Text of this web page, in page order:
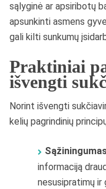
sąlyginė ar apsiribotų
apsunkinti asmens
gali kilti sunkumų
Praktiniai
išvengti
Norint išvengti
kelių pagrindinių
informaciją
nesusipratimų ir